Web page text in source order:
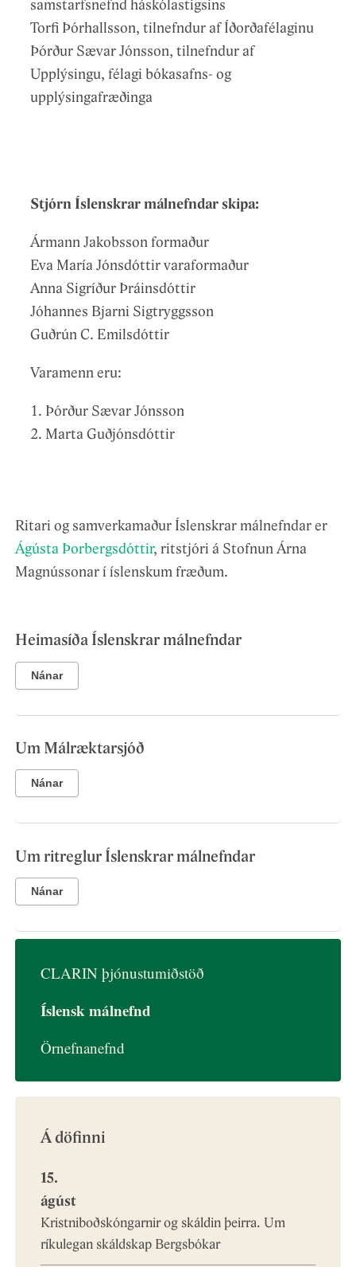
samstarfsnefnd háskólastigsins
Torfi Þórhallsson, tilnefndur af Íðorðafélaginu
Þórður Sævar Jónsson, tilnefndur af
Upplýsingu, félagi bókasafns- og
upplýsingafræðinga
Stjórn Íslenskrar málnefndar skipa:
Ármann Jakobsson formaður
Eva María Jónsdóttir varaformaður
Anna Sigríður Þráinsdóttir
Jóhannes Bjarni Sigtryggsson
Guðrún C. Emilsdóttir
Varamenn eru:
Þórður Sævar Jónsson
Marta Guðjónsdóttir
Ritari og samverkamaður Íslenskrar málnefndar er
Ágústa Þorbergsdóttir, ritstjóri á Stofnun Árna
Magnússonar í íslenskum fræðum.
Heimasíða Íslenskrar málnefndar
Nánar
Um Málræktarsjóð
Nánar
Um ritreglur Íslenskrar málnefndar
Nánar
navigation
-
menu
items
CLARIN þjónustumiðstöð
Íslensk málnefnd
Örnefnanefnd
Á döfinni
15.
ágúst
Kristniboðskóngarnir og skáldin þeirra. Um
ríkulegan skáldskap Bergsbókar